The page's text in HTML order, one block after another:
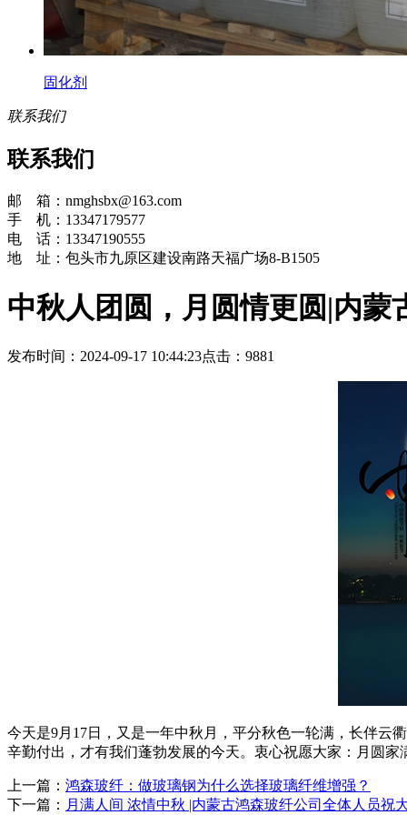
固化剂
联系我们
联系我们
邮 箱：nmghsbx@163.com
手 机：13347179577
电 话：13347190555
地 址：包头市九原区建设南路天福广场8-B1505
中秋人团圆，月圆情更圆|内
发布时间：2024-09-17 10:44:23点击：9881
今天是9月17日，又是一年中秋月，平分秋色一轮满，长伴云
辛勤付出，才有我们蓬勃发展的今天。衷心祝愿大家：月圆
上一篇： 鸿森玻纤：做玻璃钢为什么选择玻璃纤维增强？
下一篇： 月满人间 浓情中秋 |内蒙古鸿森玻纤公司全体人员祝